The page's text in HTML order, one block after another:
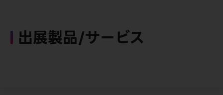
出展製品/サービス